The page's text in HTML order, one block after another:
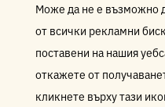
Може да не е възможно
от всички рекламни
поставени на нашия
откажете от
кликнете върху тази